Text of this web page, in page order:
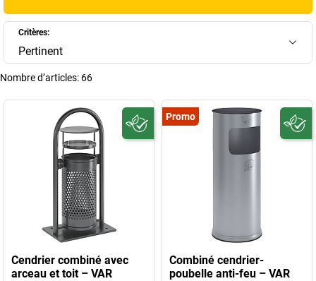
Critères:
Pertinent
Nombre d’articles: 66
Cendrier combiné avec
arceau et toit – VAR
Promo
Combiné cendrier-
poubelle anti-feu – VAR